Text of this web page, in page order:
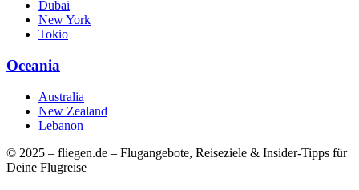
Dubai
New York
Tokio
Oceania
Australia
New Zealand
Lebanon
© 2025 – fliegen.de – Flugangebote, Reiseziele & Insider-Tipps für
Deine Flugreise